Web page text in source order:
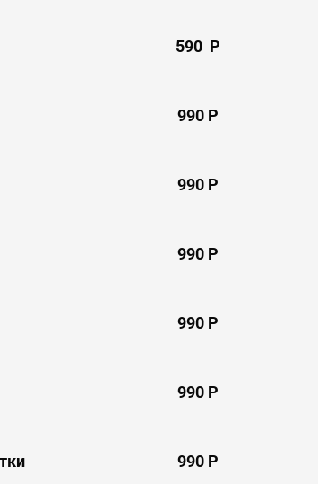
590 P
990 P
990 P
990 P
990 P
990 P
990 P